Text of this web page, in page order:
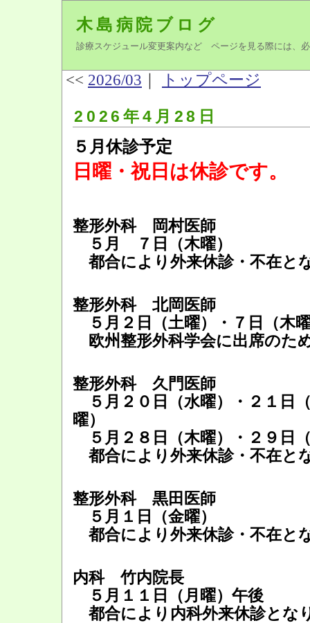
木島病院ブログ
診療スケジュール変更案内など ページを見る際には、
<< 2026/03 ｜ トップページ
2026年4月28日
５月休診予定
日曜・祝日は休診です。
整形外科 岡村医師
５月 ７日（木曜）
都合により外来休診・不在と
整形外科 北岡医師
５月２日（土曜）・７日（木
欧州整形外科学会に出席のた
整形外科 久門医師
５月２０日（水曜）・２１日
曜）
５月２８日（木曜）・２９日
都合により外来休診・不在と
整形外科 黒田医師
５月１日（金曜）
都合により外来休診・不在と
内科 竹内院長
５月１１日（月曜）午後
都合により内科外来休診とな